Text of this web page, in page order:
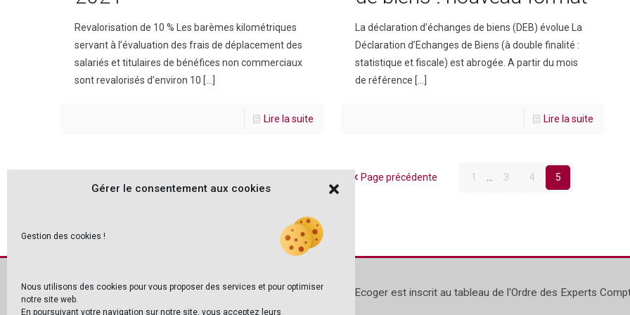
Gérer le consentement aux cookies
Gestion des cookies !
Nous utilisons des cookies pour vous proposer des services et pour optimiser
notre site web.
En poursuivant votre navigation sur notre site, vous acceptez leurs
Revalorisation de 10 % Les barèmes kilométriques
servant à l’évaluation des frais de déplacement des
salariés et titulaires de bénéfices non commerciaux
sont revalorisés d’environ 10 […]
Lire la suite
La déclaration d’échanges de biens (DEB) évolue La
Déclaration d’Echanges de Biens (à double finalité :
statistique et fiscale) est abrogée. A partir du mois
de référence […]
Lire la suite
Page précédente 1 3 4 5
Ecoger est inscrit au tableau de l'Ordre des Experts